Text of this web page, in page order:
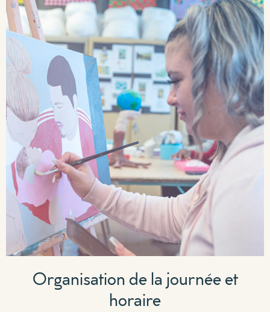
Organisation de la journée et
horaire